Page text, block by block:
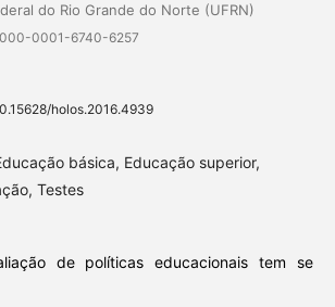
do Rio Grande do Norte (UFRN)
0001-6740-6257
holos.2016.4939
básica, Educação superior,
Testes
de políticas educacionais tem se